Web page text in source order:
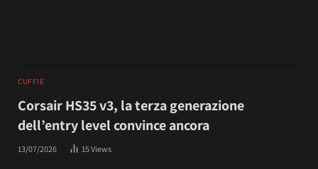
CUFFIE
Corsair HS35 v3, la terza generazione
dell’entry level convince ancora
13/07/2026 15Views